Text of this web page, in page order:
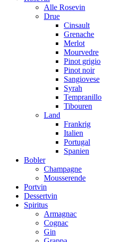
Alle Rosevin
Drue
Cinsault
Grenache
Merlot
Mourvedre
Pinot grigio
Pinot noir
Sangiovese
Syrah
Tempranillo
Tibouren
Land
Frankrig
Italien
Portugal
Spanien
Bobler
Champagne
Mousserende
Portvin
Dessertvin
Spiritus
Armagnac
Cognac
Gin